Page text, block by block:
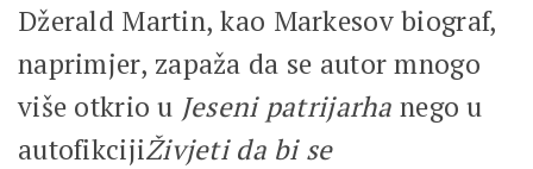
Džerald Martin, kao Markesov biograf,
naprimjer, zapaža da se autor mnogo
više otkrio u Jeseni patrijarha nego u
autofikcijiŽivjeti da bi se